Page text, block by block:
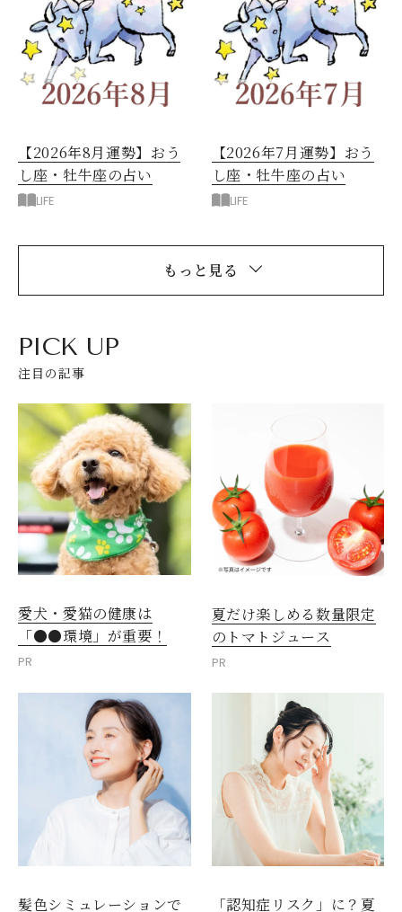
【2026年8月運勢】おう
し座・牡牛座の占い
LIFE
【2026年7月運勢】おう
し座・牡牛座の占い
LIFE
もっと見る
PICK UP
注目の記事
愛犬・愛猫の健康は
「●●環境」が重要！
PR
夏だけ楽しめる数量限定
のトマトジュース
PR
髪色シミュレーションで 「認知症リスク」に？夏